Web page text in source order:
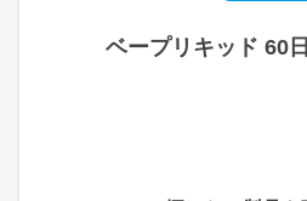
ベープリキッド 60